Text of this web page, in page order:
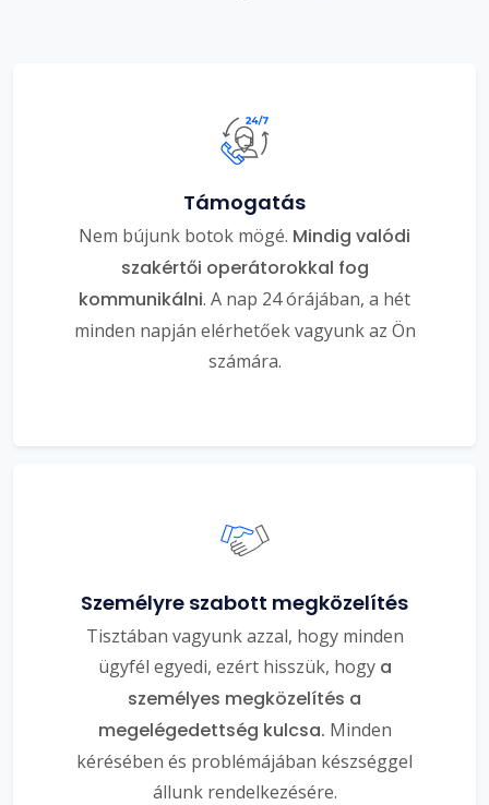
Támogatás
Nem bújunk botok mögé. Mindig valódi
szakértői operátorokkal fog
kommunikálni. A nap 24 órájában, a hét
minden napján elérhetőek vagyunk az Ön
számára.
Személyre szabott megközelítés
Tisztában vagyunk azzal, hogy minden
ügyfél egyedi, ezért hisszük, hogy a
személyes megközelítés a
megelégedettség kulcsa. Minden
kérésében és problémájában készséggel
állunk rendelkezésére.